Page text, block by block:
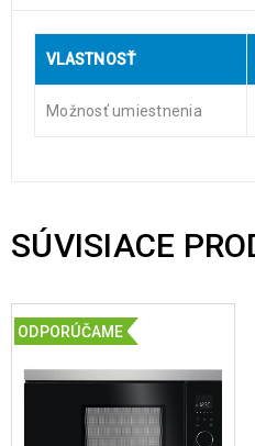
VLASTNOSŤ
Možnosť umiestnenia
SÚVISIACE
ODPORÚČAME